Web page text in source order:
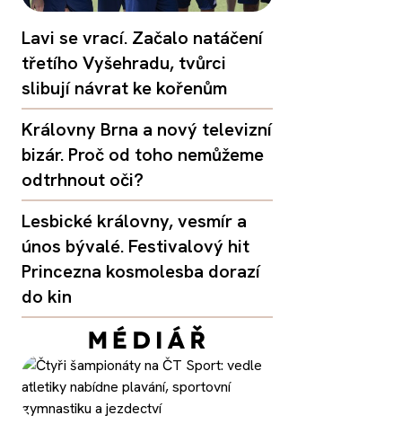
Lavi se vrací. Začalo natáčení
třetího Vyšehradu, tvůrci
slibují návrat ke kořenům
Královny Brna a nový televizní
bizár. Proč od toho nemůžeme
odtrhnout oči?
Lesbické královny, vesmír a
únos bývalé. Festivalový hit
Princezna kosmolesba dorazí
do kin